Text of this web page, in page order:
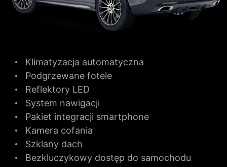
Klimatyzacja automatyczna
Podgrzewane fotele
Reflektory LED
System nawigacji
Pakiet integracji smartphone
Kamera cofania
Szklany dach
Bezkluczykowy dostęp do samochodu